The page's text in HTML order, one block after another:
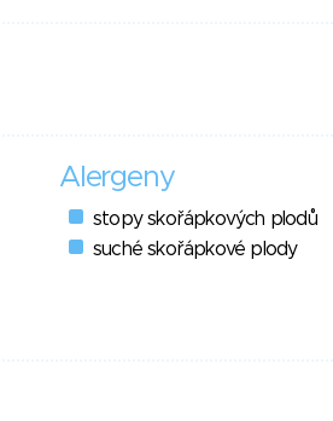
Alergeny
stopy skořápkových plodů
suché skořápkové plody